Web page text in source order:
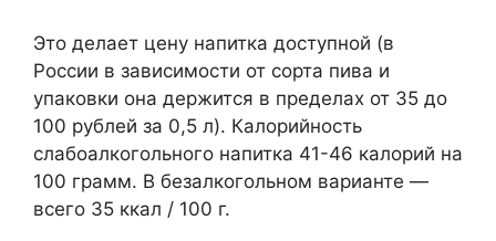
Это делает цену напитка доступной (в
России в зависимости от сорта пива и
упаковки она держится в пределах от 35 до
100 рублей за 0,5 л). Калорийность
слабоалкогольного напитка 41-46 калорий на
100 грамм. В безалкогольном варианте —
всего 35 ккал / 100 г.